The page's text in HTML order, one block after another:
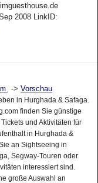
2008 LinkID:
-> Vorschau
in Hurghada & Safaga.
finden Sie günstige
und Aktivitäten für
in Hurghada &
an Sightseeing in
Segway-Touren oder
interessiert sind.
große Auswahl an